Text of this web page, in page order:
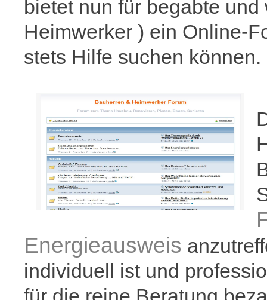
bietet nun für begabte
Heimwerker ) ein Online-
stets Hilfe suchen können.
Energieausweis
individuell ist und